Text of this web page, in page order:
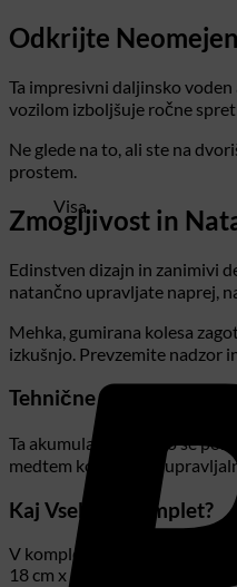
Visa
Odkrijte
Ta impresivni daljinsko
vozilom izboljšuje ročne
Ne glede na to, ali ste na
prostem.
Zmogljivost in
Edinstven dizajn in zanimivi
natančno upravljate naprej,
Mehka, gumirana kolesa
izkušnjo. Prevzemite nadzor
Tehnične Specifikacije
Ta akumulatorski avto se
medtem ko daljinski
Kaj Vsebuje Komplet?
V kompletu boste prejeli vse,
18 cm x 11 cm x 9 cm,